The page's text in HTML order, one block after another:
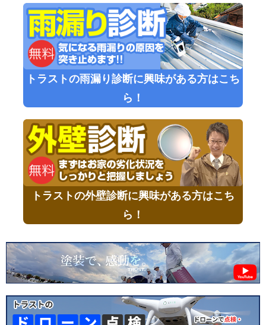
トラストの雨漏り診断に興味がある方はこち
ら！
トラストの外壁診断に興味がある方はこち
ら！